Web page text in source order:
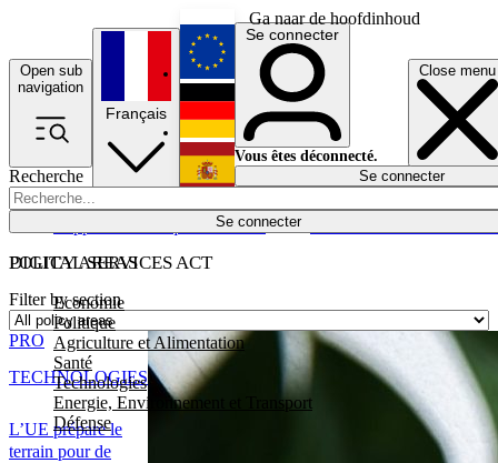
Ga naar de hoofdinhoud
Open sub
navigation
Close menu
Recherche
Se connecter
POLICY AREAS
Economie
Politique
Agriculture et Alimentation
Santé
Technologies
Energie, Environnement et Transport
Défense
Économie
Français
English
Deutsch
Español
Se connecter
Vous êtes déconnecté.
Se connecter
DIGITAL SERVICES ACT
Filter by section
L’UE prépare le
terrain pour de
PRO
TECHNOLOGIES